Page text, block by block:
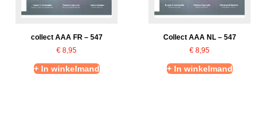
collect AAA FR – 547
€ 8,95
+ In winkelmand
Collect AAA NL – 547
€ 8,95
+ In winkelmand